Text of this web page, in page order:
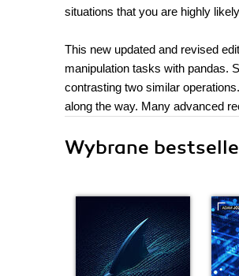
situations that you are highly
This new updated and revised
manipulation tasks with pandas.
contrasting two similar
along the way. Many advanced
Wybrane